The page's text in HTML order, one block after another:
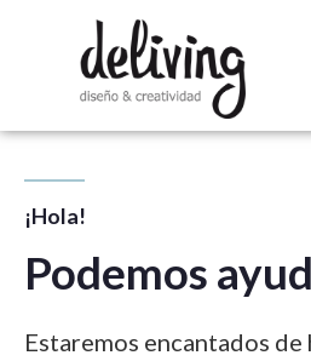
¡Hola!
Podemos
Estaremos encantados